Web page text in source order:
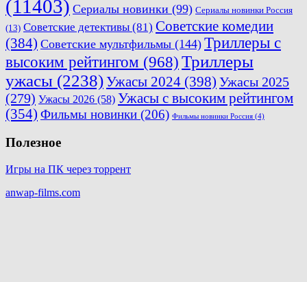
(11403) Сериалы новинки (99) Сериалы новинки Россия
(13) Советские детективы (81) Советские комедии
(384) Советские мультфильмы (144) Триллеры с
высоким рейтингом (968) Триллеры
ужасы (2238)Ужасы 2024 (398) Ужасы 2025
(279) Ужасы 2026 (58) Ужасы с высоким рейтингом
(354) Фильмы новинки (206) Фильмы новинки Россия (4)
Полезное
Игры на ПК через торрент
anwap-films.com